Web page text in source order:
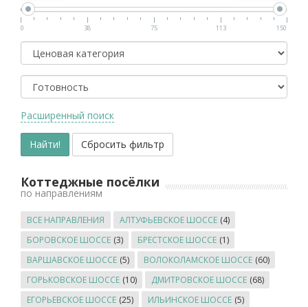
0 38 75 113 150
Класс
Готовность
Расширенный поиск
Коттеджные посёлки
по направлениям
ВСЕ НАПРАВЛЕНИЯ АЛТУФЬЕВСКОЕ ШОССЕ (4)
БОРОВСКОЕ ШОССЕ (3) БРЕСТСКОЕ ШОССЕ (1)
ВАРШАВСКОЕ ШОССЕ (5) ВОЛОКОЛАМСКОЕ ШОССЕ (60)
ГОРЬКОВСКОЕ ШОССЕ (10) ДМИТРОВСКОЕ ШОССЕ (68)
ЕГОРЬЕВСКОЕ ШОССЕ (25) ИЛЬИНСКОЕ ШОССЕ (5)